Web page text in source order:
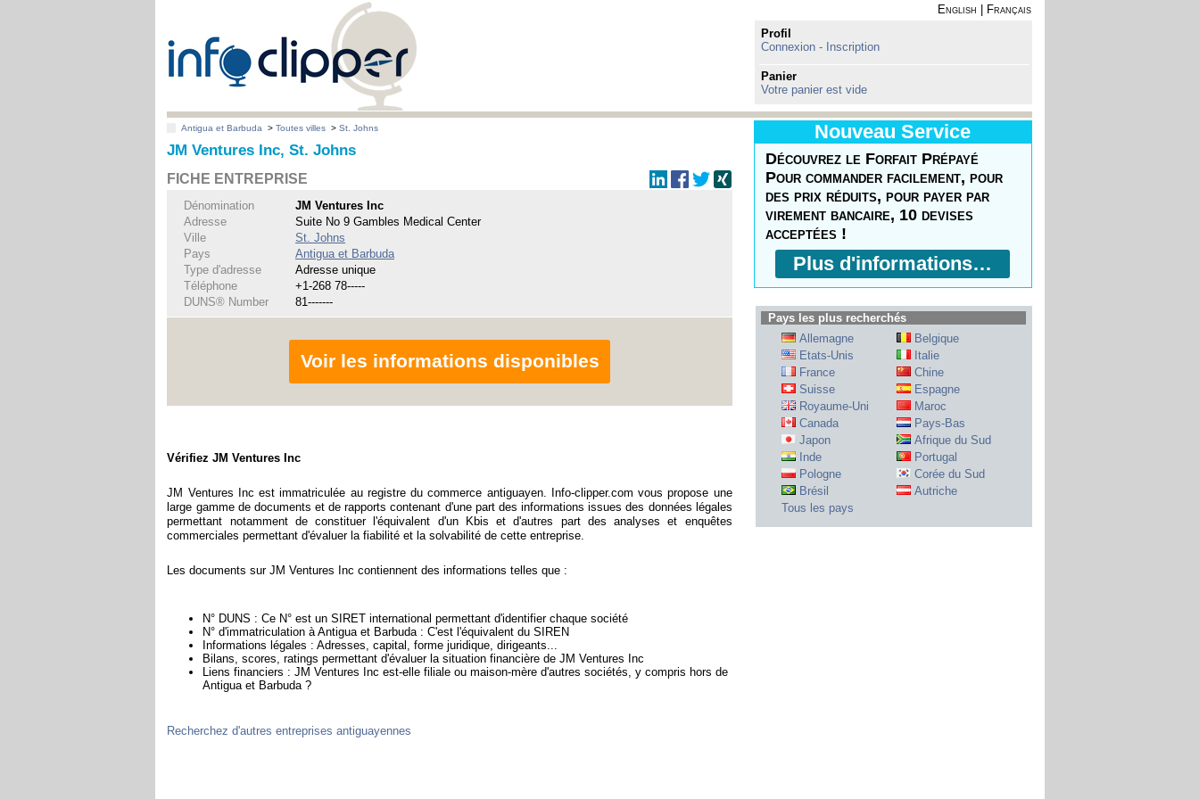
English
Français
Profil
Connexion - Inscription
Panier
Votre panier est vide
Antigua et Barbuda >Toutes villes >St. Johns
JM Ventures Inc, St. Johns
FICHE ENTREPRISE
Dénomination
JM Ventures Inc
Adresse
Suite No 9 Gambles Medical Center
Ville
St. Johns
Pays
Antigua et Barbuda
Type d'adresse
Adresse unique
Téléphone
+1-268 78-----
DUNS® Number
81-------
Voir les informations disponibles
Vérifiez JM Ventures Inc
JM Ventures Inc est immatriculée au registre du commerce antiguayen. Info-clipper.com vous propose une
large gamme de documents et de rapports contenant d'une part des informations issues des données légales
permettant notamment de constituer l'équivalent d'un Kbis et d'autres part des analyses et enquêtes
commerciales permettant d'évaluer la fiabilité et la solvabilité de cette entreprise.
Les documents sur JM Ventures Inc contiennent des informations telles que :
N° DUNS : Ce N° est un SIRET international permettant d'identifier chaque société
N° d'immatriculation à Antigua et Barbuda : C'est l'équivalent du SIREN
Informations légales : Adresses, capital, forme juridique, dirigeants...
Bilans, scores, ratings permettant d'évaluer la situation financière de JM Ventures Inc
Liens financiers : JM Ventures Inc est-elle filiale ou maison-mère d'autres sociétés, y compris hors de
Antigua et Barbuda ?
Recherchez d'autres entreprises antiguayennes
Nouveau Service
Découvrez le Forfait Prépayé
Pour commander facilement, pour
des prix réduits, pour payer par
virement bancaire, 10 devises
acceptées !
Plus d'informations…
Pays les plus recherchés
Allemagne
Belgique
Etats-Unis
Italie
France
Chine
Suisse
Espagne
Royaume-Uni
Maroc
Canada
Pays-Bas
Japon
Afrique du Sud
Inde
Portugal
Pologne
Corée du Sud
Brésil
Autriche
Tous les pays